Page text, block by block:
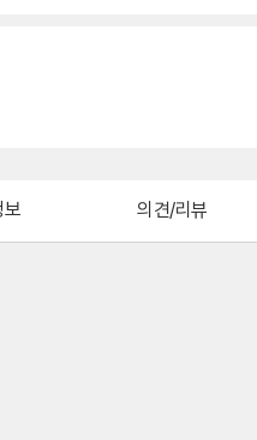
보 의견/리뷰